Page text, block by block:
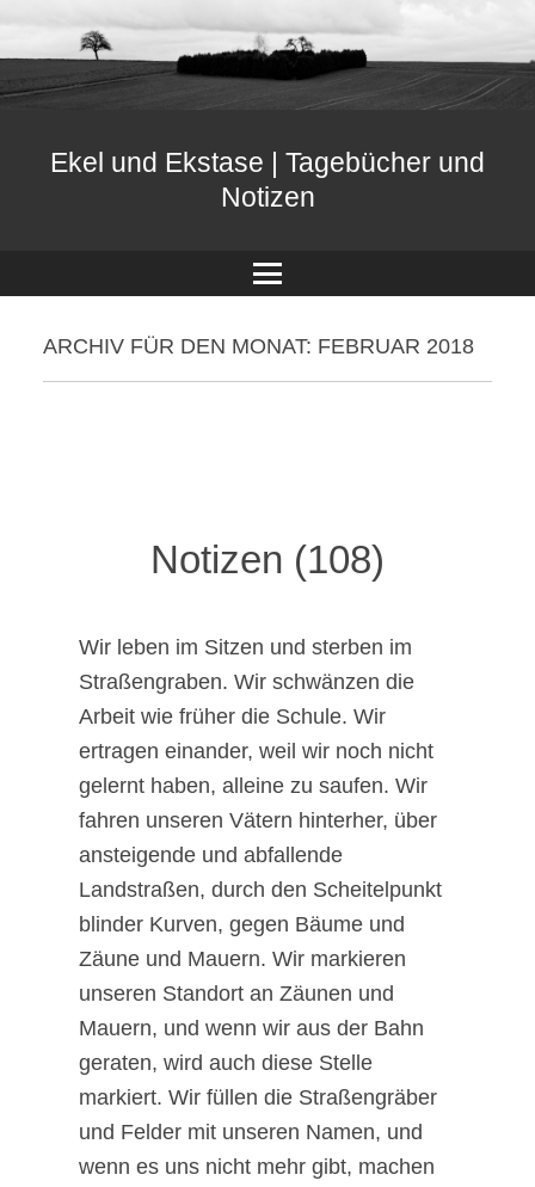
Ekel und Ekstase | Tagebücher und
Notizen
Menü
ARCHIV FÜR DEN MONAT: FEBRUAR 2018
Notizen (108)
Wir leben im Sitzen und sterben im
Straßengraben. Wir schwänzen die
Arbeit wie früher die Schule. Wir
ertragen einander, weil wir noch nicht
gelernt haben, alleine zu saufen. Wir
fahren unseren Vätern hinterher, über
ansteigende und abfallende
Landstraßen, durch den Scheitelpunkt
blinder Kurven, gegen Bäume und
Zäune und Mauern. Wir markieren
unseren Standort an Zäunen und
Mauern, und wenn wir aus der Bahn
geraten, wird auch diese Stelle
markiert. Wir füllen die Straßengräber
und Felder mit unseren Namen, und
wenn es uns nicht mehr gibt, machen